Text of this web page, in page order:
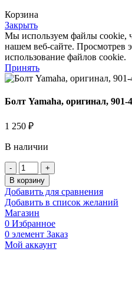
Корзина
Закрыть
Мы используем файлы cookie,
нашем веб-сайте. Просмотрев
использование файлов cookie.
Принять
Болт Yamaha, оригинал, 901-
1 250 ₽
В наличии
Количество
товара
Болт
Yamaha,
оригинал,
901-
49100-
20-
00
В корзину
Добавить для сравнения
Добавить в список желаний
Магазин
0 Избранное
0 элемент Заказ
Мой аккаунт